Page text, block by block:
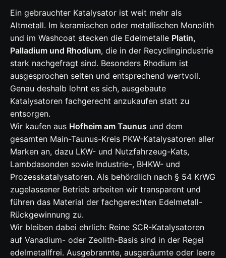
Ein gebrauchter Katalysator ist weit mehr als
Altmetall. Im keramischen oder metallischen Monolith
und im Washcoat stecken die Edelmetalle Platin,
Palladium und Rhodium, die in der Recyclingindustrie
stark nachgefragt sind. Besonders Rhodium ist
ausgesprochen selten und entsprechend wertvoll.
Genau deshalb lohnt es sich, ausgebaute
Katalysatoren fachgerecht anzukaufen statt zu
entsorgen.
Wir kaufen aus Hofheim am Taunus und dem
gesamten Main-Taunus-Kreis PKW-Katalysatoren aller
Marken an, dazu LKW- und Nutzfahrzeug-Kats,
Lambdasonden sowie Industrie-, BHKW- und
Prozesskatalysatoren. Als behördlich nach § 54 KrWG
zugelassener Betrieb arbeiten wir transparent und
führen das Material der fachgerechten Edelmetall-
Rückgewinnung zu.
Wir bleiben dabei ehrlich: Reine SCR-Katalysatoren
auf Vanadium- oder Zeolith-Basis sind in der Regel
edelmetallfrei. Ausgebrannte, ausgeräumte oder leere